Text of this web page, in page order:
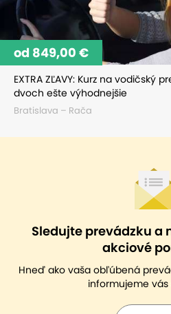
EXTRA ZĽAVY: Kurz na vodičský
dvoch ešte výhodnejšie
Bratislava – Rača
od 849,00 €
Sledujte prevádzku a
akciové
Hneď ako vaša obľúbená
informujeme